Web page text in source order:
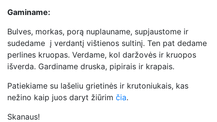
Gaminame:
Bulves, morkas, porą nuplauname, supjaustome ir
sudedame į verdantį vištienos sultinį. Ten pat dedame
perlines kruopas. Verdame, kol daržovės ir kruopos
išverda. Gardiname druska, pipirais ir krapais.
Patiekiame su lašeliu grietinės ir krutoniukais, kas
nežino kaip juos daryt žiūrim čia.
Skanaus!